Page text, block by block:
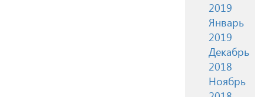
2019
Январь
2019
Декабрь
2018
Ноябрь